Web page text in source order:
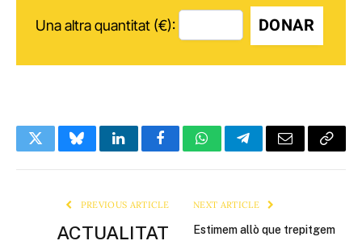
Una altra quantitat (€): DONAR
TwitterBlueskyLinkedInFacebookWhatsAppTelegramEmail Copy
PREVIOUS ARTICLE
ACTUALITAT
NEXT ARTICLE
Estimem allò que trepitgem